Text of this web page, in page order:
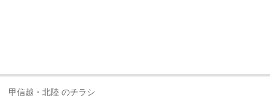
甲信越・北陸 のチラシ